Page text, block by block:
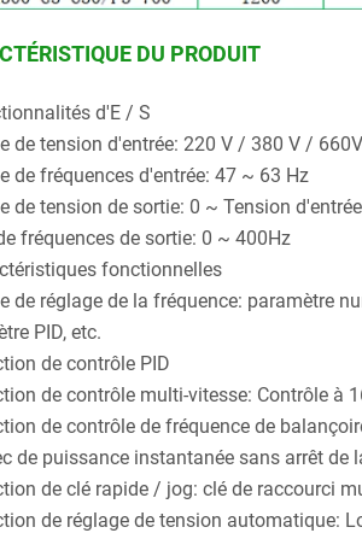
DU PRODUIT
d'E / S
de tension d'entrée: 220 V / 380 V /
de fréquences d'entrée: 47 ~ 63 Hz
de tension de sortie: 0 ~ Tension
fréquences de sortie: 0 ~ 400Hz
fonctionnelles
de réglage de la fréquence: paramètre
PID, etc.
de contrôle PID
de contrôle multi-vitesse: Contrôle à
de contrôle de fréquence de
de puissance instantanée sans arrêt de
de clé rapide / jog: clé de raccourci
de réglage de tension automatique: